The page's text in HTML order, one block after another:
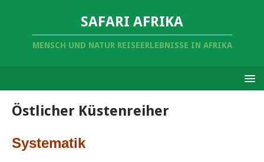
SAFARI AFRIKA
MENSCH UND NATUR REISEERLEBNISSE IN AFRIKA
Östlicher Küstenreiher
Systematik